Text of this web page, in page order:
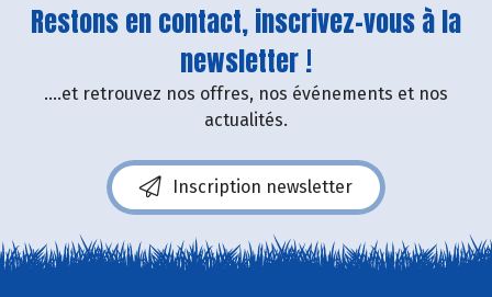
Restons en contact, inscrivez-vous à la
newsletter !
....et retrouvez nos offres, nos événements et nos
actualités.
Inscription newsletter